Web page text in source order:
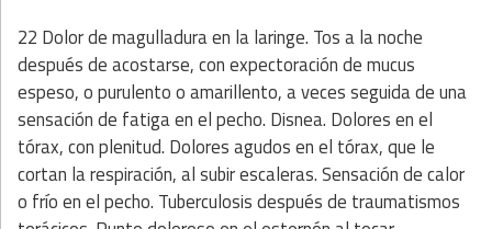
22 Dolor de magulladura en la laringe. Tos a la noche
después de acostarse, con expectoración de mucus
espeso, o purulento o amarillento, a veces seguida de una
sensación de fatiga en el pecho. Disnea. Dolores en el
tórax, con plenitud. Dolores agudos en el tórax, que le
cortan la respiración, al subir escaleras. Sensación de calor
o frío en el pecho. Tuberculosis después de traumatismos